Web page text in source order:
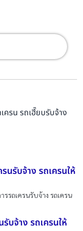
ครน รถเฮี๊ยบรับจ้าง
นรับจ้าง รถเครนให้
รรถเครนรับจ้าง รถเครน
บจ้าง รถเครนให้